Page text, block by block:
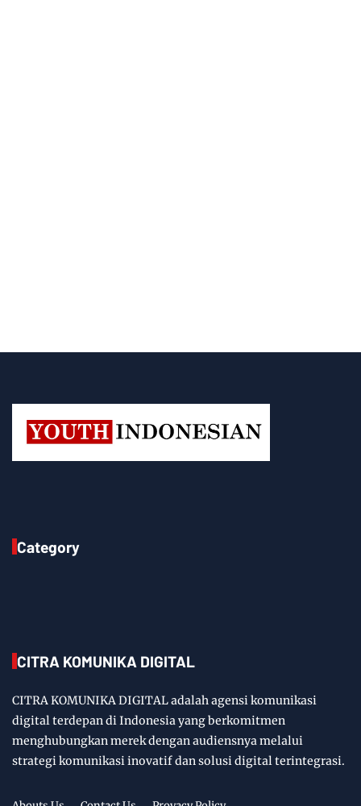
Category
CITRA KOMUNIKA DIGITAL
CITRA KOMUNIKA DIGITAL adalah agensi komunikasi
digital terdepan di Indonesia yang berkomitmen
menghubungkan merek dengan audiensnya melalui
strategi komunikasi inovatif dan solusi digital terintegrasi.